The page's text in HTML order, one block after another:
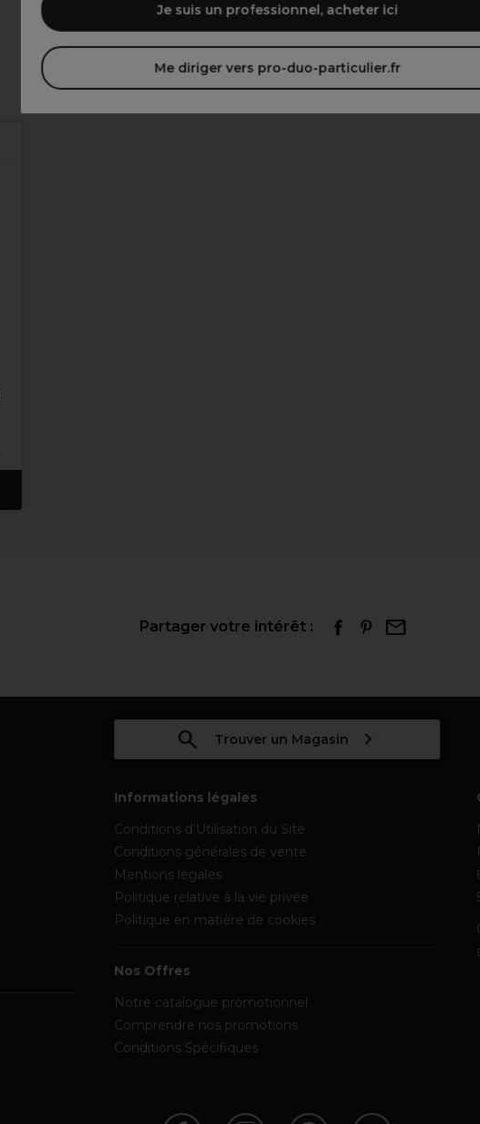
Je suis un professionnel, acheter ici
Me diriger vers pro-duo-particulier.fr
Partager votre intérêt :
Trouver un Magasin
Informations légales
Conditions d’Utilisation du Site
Conditions générales de vente
Mentions légales
Politique relative à la vie privée
Politique en matière de cookies
Nos Offres
Notre catalogue promotionnel
Comprendre nos promotions
Conditions Spécifiques